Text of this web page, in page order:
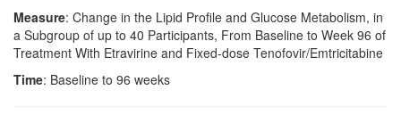
Measure: Change in the Lipid Profile and Glucose Metabolism, in
a Subgroup of up to 40 Participants, From Baseline to Week 96 of
Treatment With Etravirine and Fixed-dose Tenofovir/Emtricitabine
Time: Baseline to 96 weeks